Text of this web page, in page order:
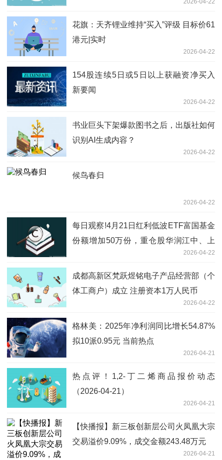
2026-04-22
花旗：天齐锂业维持“买入”评级 目标价61
港元|实时
2026-04-22
154股连续5日或5日以上获融资净买入
新要闻
2026-04-22
书业巨头下架爆款图书之后，出版社如何
识别AI生成内容？
2026-04-22
候鸟春归
2026-04-22
每日观察!4月21日红利低波ETF富国基金
份额增加50万份，重仓股华润江中、上
2026-04-22
成都高新区梵跃煜铭电子产品经营部（个
体工商户）成立 注册资本1万人民币
2026-04-22
格林美：2025年净利润同比增长54.87%
拟10派0.95元 当前热点
2026-04-21
热点评！1,2-丁二烯商品报价动态
（2026-04-21）
2026-04-21
【快播报】新三板创新层公司火凤凰大宗
交易溢价9.09%，成交金额243.48万元
2026-04-21